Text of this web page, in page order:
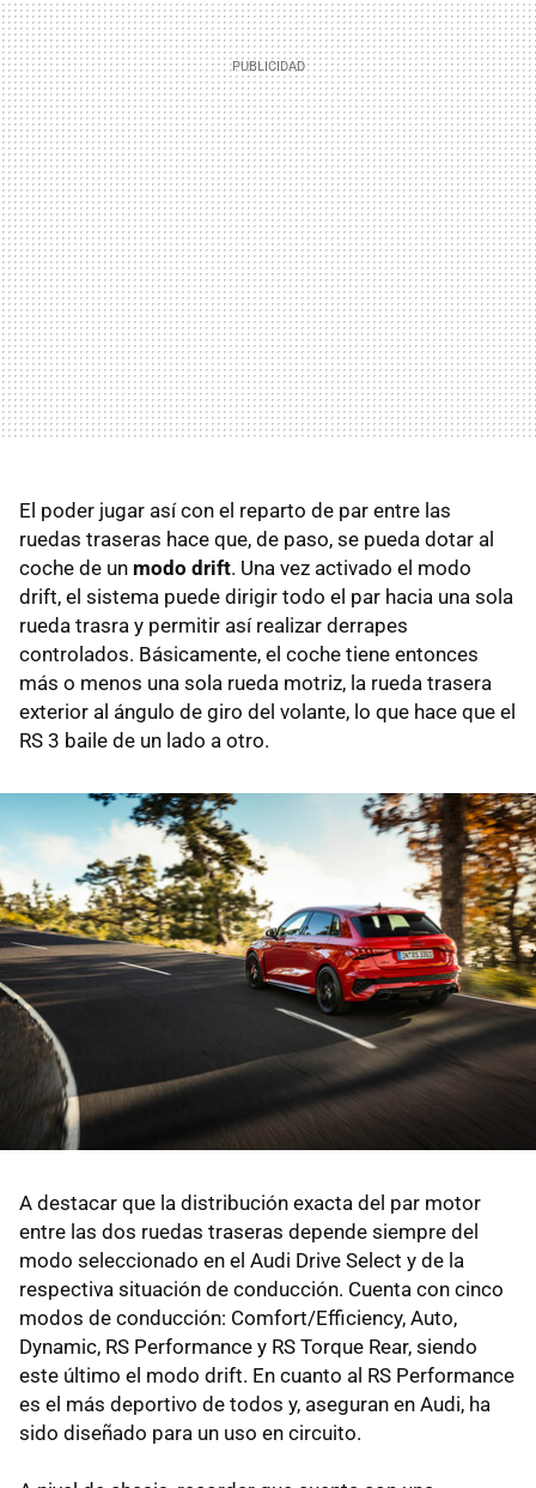
El poder jugar así con el reparto de par entre las
ruedas traseras hace que, de paso, se pueda dotar al
coche de un modo drift. Una vez activado el modo
drift, el sistema puede dirigir todo el par hacia una sola
rueda trasra y permitir así realizar derrapes
controlados. Básicamente, el coche tiene entonces
más o menos una sola rueda motriz, la rueda trasera
exterior al ángulo de giro del volante, lo que hace que el
RS 3 baile de un lado a otro.
A destacar que la distribución exacta del par motor
entre las dos ruedas traseras depende siempre del
modo seleccionado en el Audi Drive Select y de la
respectiva situación de conducción. Cuenta con cinco
modos de conducción: Comfort/Efficiency, Auto,
Dynamic, RS Performance y RS Torque Rear, siendo
este último el modo drift. En cuanto al RS Performance
es el más deportivo de todos y, aseguran en Audi, ha
sido diseñado para un uso en circuito.